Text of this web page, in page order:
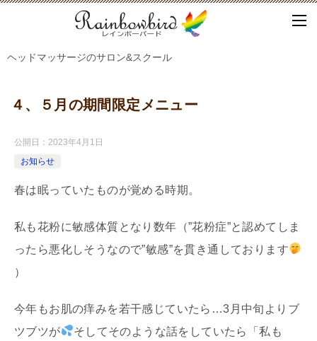
ヘッドマッサージのサロン&スクール
４、５月の期間限定メニュー
公開日： 2023年4月1日
お知らせ
春は眠っていたものが覚める時期。
私も花粉に敏感体質となり数年（”花粉症”と認めてしま
ったら悪化しそうなので”敏感”を貫き通しております
）
今年もお肌の痒みを若干感じていたら…3月中旬よりブ
ツブツが
そしてそのような話をしていたら「私も